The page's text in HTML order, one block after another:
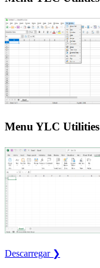
Menu YLC
Descarregar ❯